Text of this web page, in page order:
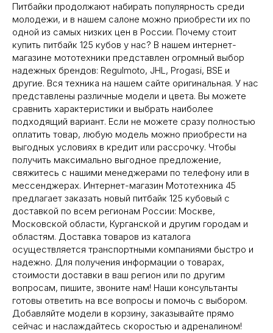
Питбайки продолжают набирать популярность среди
молодежи, и в нашем салоне можно приобрести их по
одной из самых низких цен в России. Почему стоит
купить питбайк 125 кубов у нас? В нашем интернет-
магазине мототехники представлен огромный выбор
надежных брендов: Regulmoto, JHL, Progasi, BSE и
другие. Вся техника на нашем сайте оригинальная. У нас
представлены различные модели и цвета. Вы можете
сравнить характеристики и выбрать наиболее
подходящий вариант. Если не можете сразу полностью
оплатить товар, любую модель можно приобрести на
выгодных условиях в кредит или рассрочку. Чтобы
получить максимально выгодное предложение,
свяжитесь с нашими менеджерами по телефону или в
мессенджерах. Интернет-магазин Мототехника 45
предлагает заказать новый питбайк 125 кубовый с
доставкой по всем регионам России: Москве,
Московской области, Курганской и другим городам и
областям. Доставка товаров из каталога
осуществляется транспортными компаниями быстро и
надежно. Для получения информации о товарах,
стоимости доставки в ваш регион или по другим
вопросам, пишите, звоните нам! Наши консультанты
готовы ответить на все вопросы и помочь с выбором.
Добавляйте модели в корзину, заказывайте прямо
сейчас и наслаждайтесь скоростью и адреналином!